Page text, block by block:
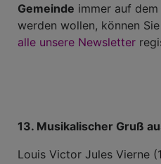
Gemeinde immer auf
werden wollen, können
alle unsere Newsletter
13. Musikalischer Gruß
Louis Victor Jules Vierne